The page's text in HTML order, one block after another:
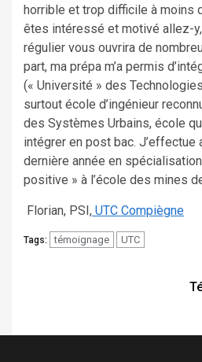
horrible et trop difficile à moins
êtes intéressé et motivé allez-
régulier vous ouvrira de
part, ma prépa m’a permis
(« Université » des
surtout école d’ingénieur
des Systèmes Urbains, école
intégrer en post bac. J’effectue
dernière année en
positive » à l’école des mines
Florian, PSI, UTC Compiègne
Tags: témoignage UTC